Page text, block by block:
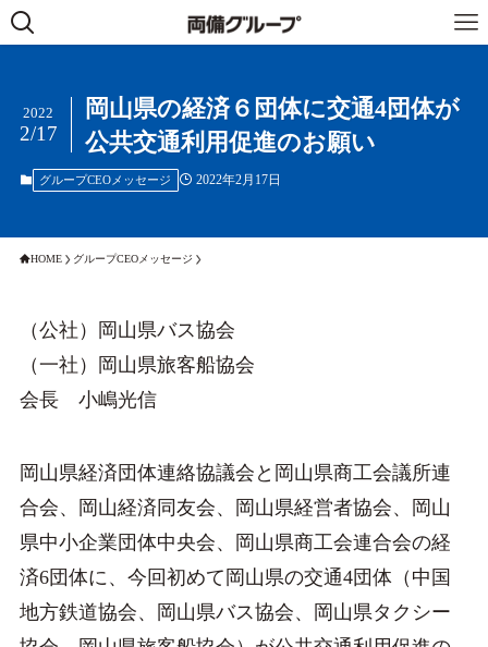
岡山県の経済６団体に交通4団体が
公共交通利用促進のお願い
2022
2/17
グループCEOメッセージ 2022年2月17日
HOME グループCEOメッセージ
（公社）岡山県バス協会
（一社）岡山県旅客船協会
会長 小嶋光信
岡山県経済団体連絡協議会と岡山県商工会議所連
合会、岡山経済同友会、岡山県経営者協会、岡山
県中小企業団体中央会、岡山県商工会連合会の経
済6団体に、今回初めて岡山県の交通4団体（中国
地方鉄道協会、岡山県バス協会、岡山県タクシー